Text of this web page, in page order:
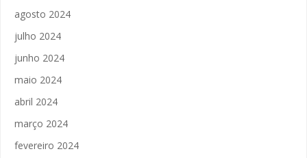
agosto 2024
julho 2024
junho 2024
maio 2024
abril 2024
março 2024
fevereiro 2024